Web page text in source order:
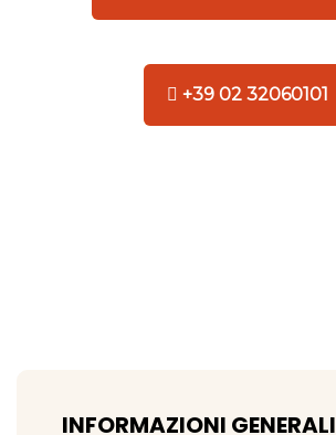
+39 02 32060101
INFORMAZIONI GENERALI